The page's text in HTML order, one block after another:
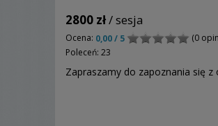
2800 zł/ sesja
Ocena: 0,00 / 5
(0
Poleceń: 23
Zapraszamy do zapoznania się z